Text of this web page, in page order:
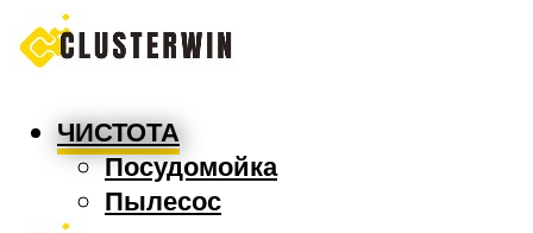
ЧИСТОТА
Посудомойка
Пылесос